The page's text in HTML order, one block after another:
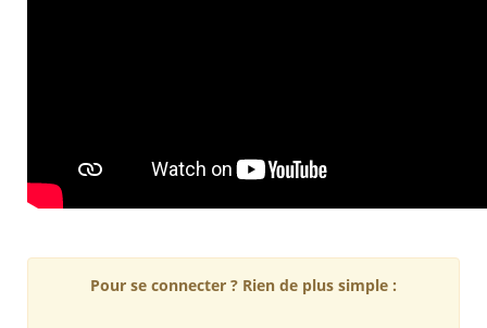
Pour se connecter ? Rien de plus simple :